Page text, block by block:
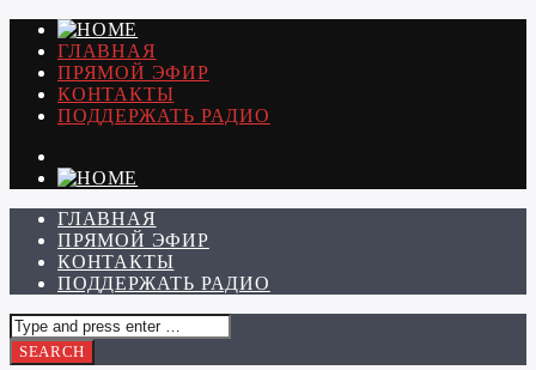
ГЛАВНАЯ
ПРЯМОЙ ЭФИР
КОНТАКТЫ
ПОДДЕРЖАТЬ РАДИО
ГЛАВНАЯ
ПРЯМОЙ ЭФИР
КОНТАКТЫ
ПОДДЕРЖАТЬ РАДИО